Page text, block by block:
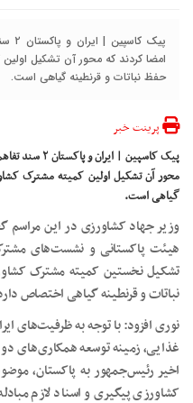
امضا کردند که محور آن تشکیل
حفظ نباتات و قرنطینه گیاهی است.
پرینت خبر
پیک کاسپین |
محور آن تشکیل اولین کمیته مشترک
گیاهی است.
وزیر جهاد کشاورزی در این مراسم
هیئت پاکستانی و نشست‌های
تشکیل نخستین کمیته مشترک
نباتات و قرنطینه گیاهی اختصاص
نوری افزود: با توجه به ظرفیت‌های
غذایی، زمینه توسعه
اخیر رئیس‌جمهور به پاکستان،
کشاورزی پیگیری و اسناد لازم